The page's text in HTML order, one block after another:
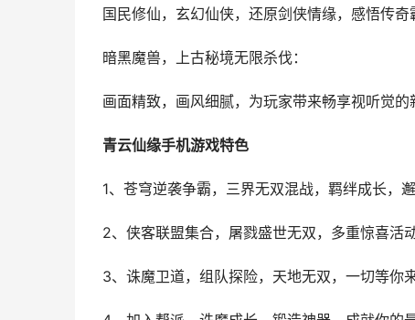
国民修仙，玄幻仙侠，还原剑侠情缘，感悟传
暗黑魔兽，上古秘境无限杀伐：
画面精致，画风细腻，为玩家带来畅享视听觉的
青云仙缘手机游戏特色
1、苍穹逆袭争霸，三界无双混战，羁绊成长，
2、侠客联盟集合，屠戮盛世无双，多重惊喜活
3、诛魔卫道，组队探险，天地无双，一切等你